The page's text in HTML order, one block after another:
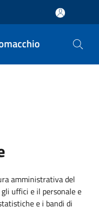
amministrativa del
uffici e il personale e
e i bandi di